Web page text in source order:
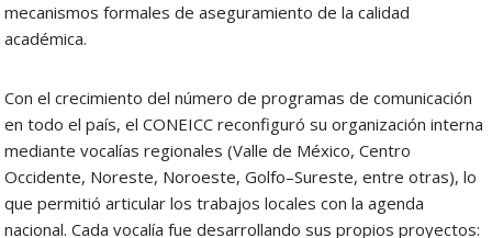
mecanismos formales de aseguramiento de la calidad
académica.
Con el crecimiento del número de programas de comunicación
en todo el país, el CONEICC reconfiguró su organización interna
mediante vocalías regionales (Valle de México, Centro
Occidente, Noreste, Noroeste, Golfo–Sureste, entre otras), lo
que permitió articular los trabajos locales con la agenda
nacional. Cada vocalía fue desarrollando sus propios proyectos: